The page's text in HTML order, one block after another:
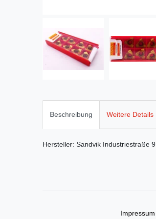
Beschreibung Weitere Details
Hersteller: Sandvik Industriestraße 9
Impressum